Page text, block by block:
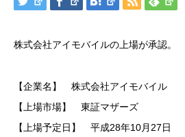
株式会社アイモバイルの上場が承認。
【企業名】 株式会社アイモバイル
【上場市場】 東証マザーズ
【上場予定日】 平成28年10月27日